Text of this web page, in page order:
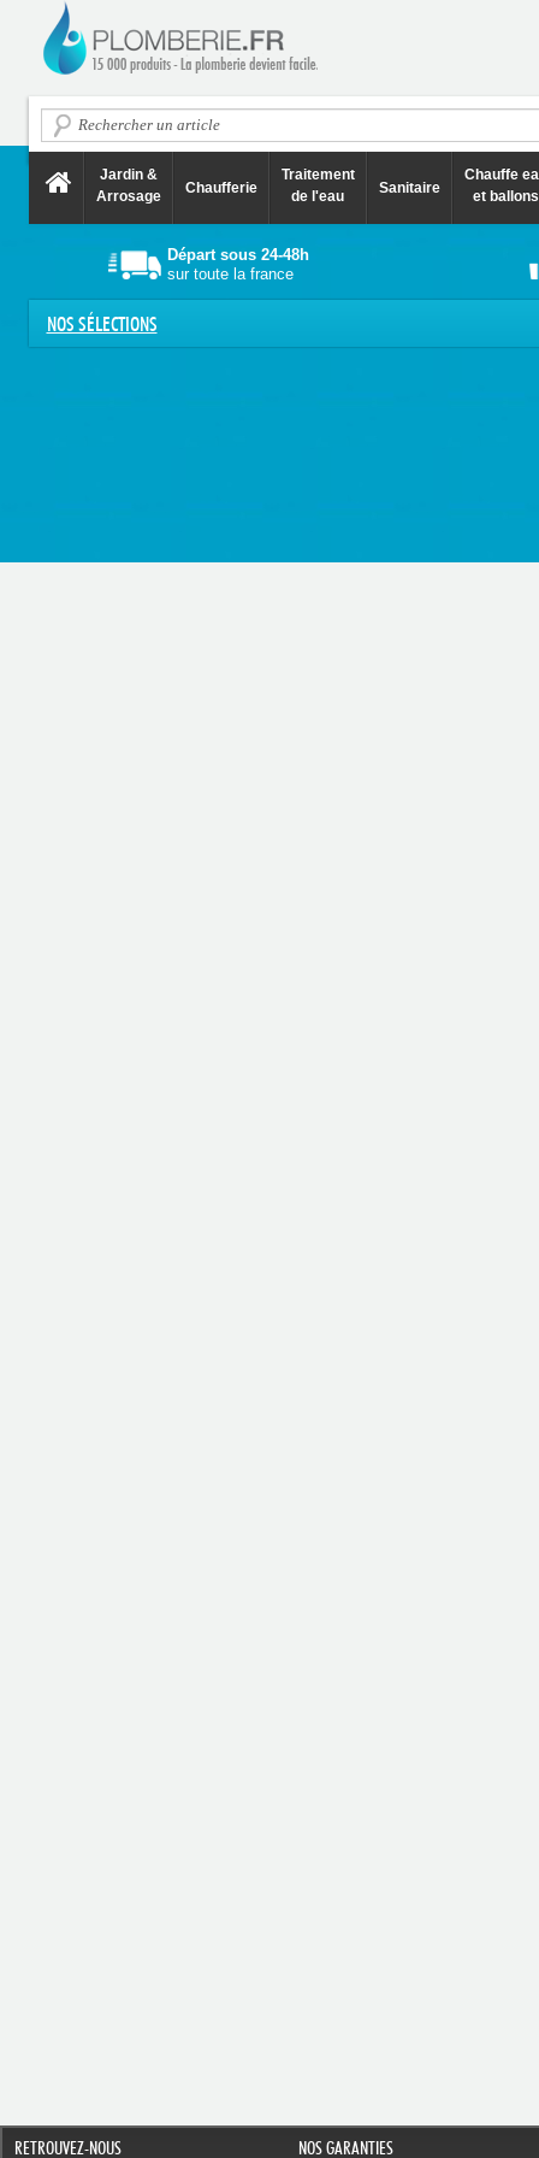
Jardin &
Arrosage
Chaufferie
Traitement
de l'eau
Sanitaire
Chauffe
et ballons
Départ sous 24-48h
sur toute la france
NOS SÉLECTIONS
RETROUVEZ-NOUS NOS GARANTIES